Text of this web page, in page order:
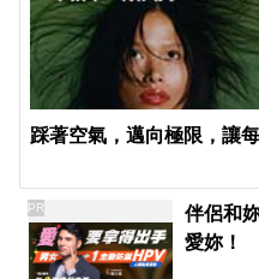
踩著空氣，邁向極限，讓
伴侶和
愛妳！
PR